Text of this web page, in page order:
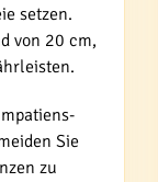
setzen.
von 20 cm,
Sie
zu